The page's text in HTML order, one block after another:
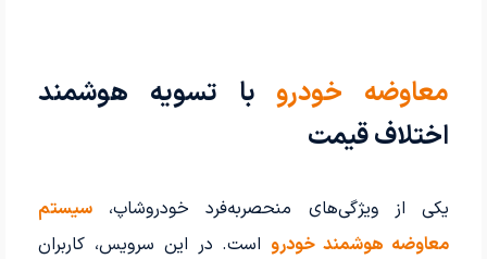
معاوضه خودروبا تسویه هوشمند
اختلاف قیمت
یکی از ویژگی‌های منحصربه‌فرد خودروشاپ،سیستم
معاوضه هوشمند خودرو است. در این سرویس، کاربران